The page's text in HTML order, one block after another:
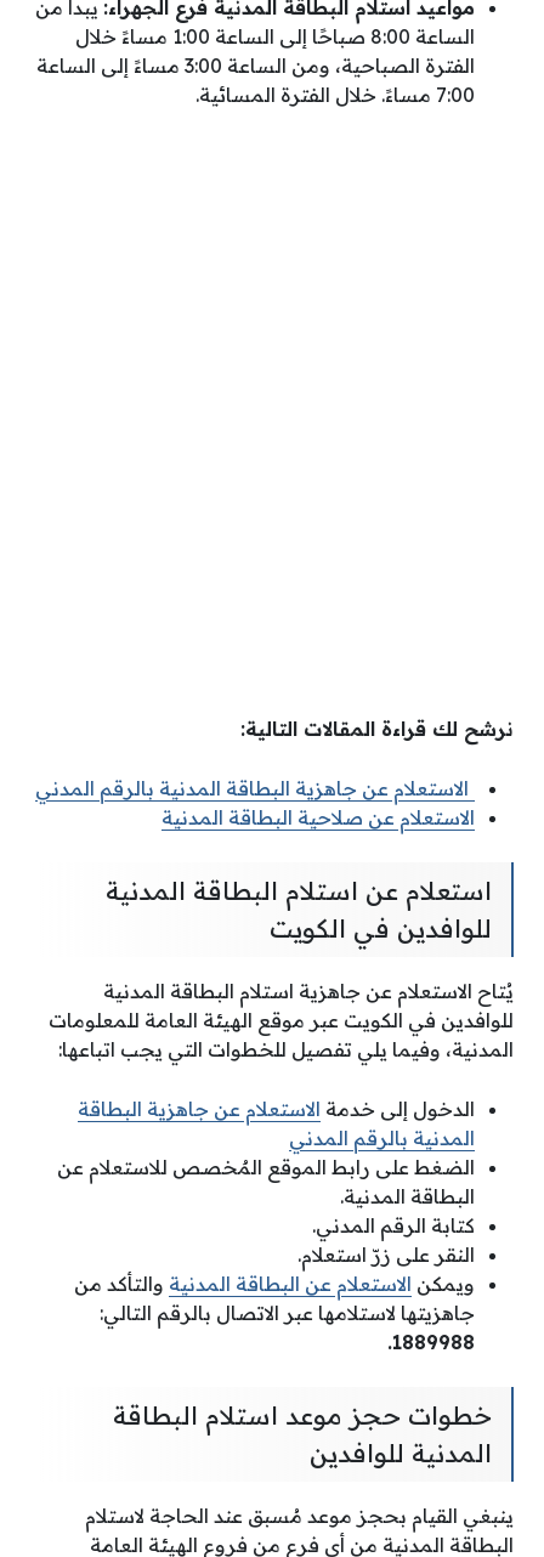
مواعيد استلام البطاقة المدنية فرع الجهراء: يبدأ من
الساعة 8:00 صباحًا إلى الساعة 1:00 مساءً خلال
الفترة الصباحية، ومن الساعة 3:00 مساءً إلى الساعة
7:00 مساءً. خلال الفترة المسائية.
نرشح لك قراءة المقالات التالية:
الاستعلام عن جاهزية البطاقة المدنية بالرقم المدني
الاستعلام عن صلاحية البطاقة المدنية
استعلام عن استلام البطاقة المدنية
للوافدين في الكويت
يُتاح الاستعلام عن جاهزية استلام البطاقة المدنية
للوافدين في الكويت عبر موقع الهيئة العامة للمعلومات
المدنية، وفيما يلي تفصيل للخطوات التي يجب اتباعها:
الدخول إلى خدمة الاستعلام عن جاهزية البطاقة
المدنية بالرقم المدني
الضغط على رابط الموقع المٌخصص للاستعلام عن
البطاقة المدنية.
كتابة الرقم المدني.
النقر على زرّ استعلام.
ويمكن الاستعلام عن البطاقة المدنية والتأكد من
جاهزيتها لاستلامها عبر الاتصال بالرقم التالي:
1889988.
خطوات حجز موعد استلام البطاقة
المدنية للوافدين
ينبغي القيام بحجز موعد مُسبق عند الحاجة لاستلام
البطاقة المدنية من أي فرع من فروع الهيئة العامة